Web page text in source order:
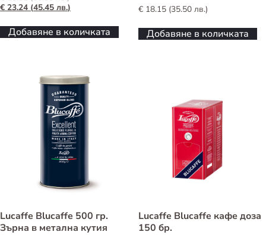
price
€ 25.82
(50.50 лв.).
€ 23.24 (45.45 лв.)
е:
€ 23.24
Добавяне в количката
€18.15(35.50 лв.)
Добавяне в количката
Lucaffe Blucaffe 500 гр.
Зърна в метална кутия
Lucaffe Blucaffe кафе доза
150 бр.